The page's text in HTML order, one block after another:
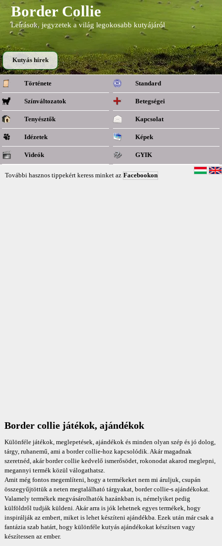
Border Collie
Leírások, jegyzetek a világ legokosabb kutyájáról
Kutyás hírek
Története Standard
Színváltozatok Betegségei
Tenyésztők Kapcsolat
Idézetek Képek
Videók GYIK
További hasznos tippekért keress minket az Facebookon
Border collie játékok, ajándékok
Különféle játékok, meglepetések, ajándékok és minden olyan szép és jó dolog,
tárgy, ruhanemű, ami a border collie-hoz kapcsolódik. Akár magadnak
szeretnéd, akár border collie kedvelő ismerősödet, rokonodat akarod meglepni,
megannyi termék közül válogathatsz.
Amit még fontos megemlíteni, hogy a termékeket nem mi áruljuk, csupán
összegyűjtöttük a neten megtalálható tárgyakat, border collie-s ajándékokat.
Valamely termékek megvásárolhatók hazánkban is, némelyiket pedig
külföldről tudják küldeni. Akár arra is jók lehetnek egyes termékek, hogy
inspirálják az embert, miket is lehet készíteni ajándékba. Ezek után már csak a
fantázia szab határt, hogy különféle kutyás ajándékokat készítsen vagy
készítessen az ember.